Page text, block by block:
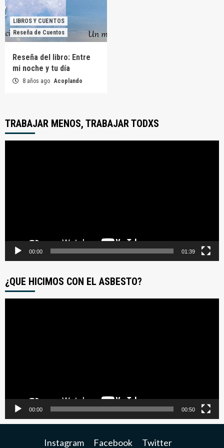
LIBROS Y CUENTOS
Reseña de Cuentos
Reseña del libro: Entre
mi noche y tu día
8 años ago Acoplando
TRABAJAR MENOS, TRABAJAR TODXS
00:00 01:39
¿QUE HICIMOS CON EL ASBESTO?
00:00 00:50
Instagram Facebook Twitter